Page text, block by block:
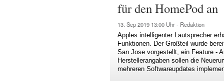
für den HomePod an
13. Sep 2019 13:00 Uhr - Redaktion
Apples intelligenter Lautsprecher
Funktionen. Der Großteil wurde
San Jose vorgestellt, ein Feature -
Herstellerangaben sollen die
mehreren Softwareupdates